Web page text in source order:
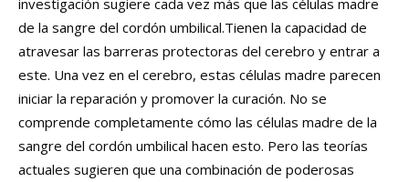
de la sangre del cordón umbilical.Tienen la capacidad de
atravesar las barreras protectoras del cerebro y entrar a
este. Una vez en el cerebro, estas células madre parecen
iniciar la reparación y promover la curación. No se
comprende completamente cómo las células madre de la
sangre del cordón umbilical hacen esto. Pero las teorías
actuales sugieren que una combinación de poderosas